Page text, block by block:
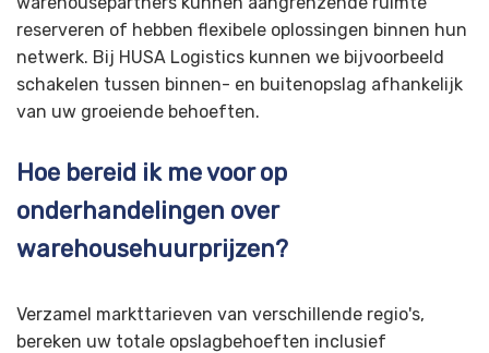
reserveren of hebben flexibele oplossingen binnen hun
netwerk. Bij HUSA Logistics kunnen we bijvoorbeeld
schakelen tussen binnen- en buitenopslag afhankelijk
van uw groeiende behoeften.
Hoe bereid ik me voor op
onderhandelingen over
warehousehuurprijzen?
Verzamel markttarieven van verschillende regio's,
bereken uw totale opslagbehoeften inclusief